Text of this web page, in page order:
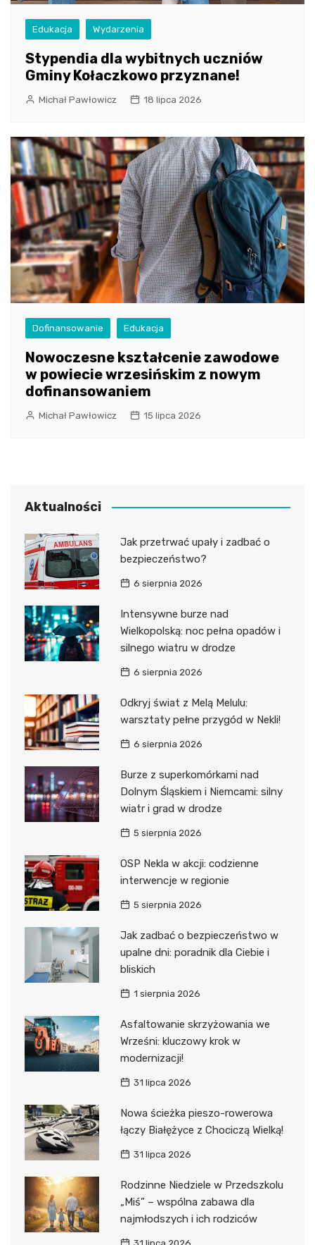
Edukacja Wydarzenia
Stypendia dla wybitnych uczniów
Gminy Kołaczkowo przyznane!
Michał Pawłowicz 18 lipca 2026
Dofinansowanie Edukacja
Nowoczesne kształcenie zawodowe
w powiecie wrzesińskim z nowym
dofinansowaniem
Michał Pawłowicz 15 lipca 2026
Aktualności
Jak przetrwać upały i zadbać o
bezpieczeństwo?
6 sierpnia 2026
Intensywne burze nad
Wielkopolską: noc pełna opadów i
silnego wiatru w drodze
6 sierpnia 2026
Odkryj świat z Melą Melulu:
warsztaty pełne przygód w Nekli!
6 sierpnia 2026
Burze z superkomórkami nad
Dolnym Śląskiem i Niemcami: silny
wiatr i grad w drodze
5 sierpnia 2026
OSP Nekla w akcji: codzienne
interwencje w regionie
5 sierpnia 2026
Jak zadbać o bezpieczeństwo w
upalne dni: poradnik dla Ciebie i
bliskich
1 sierpnia 2026
Asfaltowanie skrzyżowania we
Wrześni: kluczowy krok w
modernizacji!
31 lipca 2026
Nowa ścieżka pieszo-rowerowa
łączy Białężyce z Chociczą Wielką!
31 lipca 2026
Rodzinne Niedziele w Przedszkolu
„Miś” – wspólna zabawa dla
najmłodszych i ich rodziców